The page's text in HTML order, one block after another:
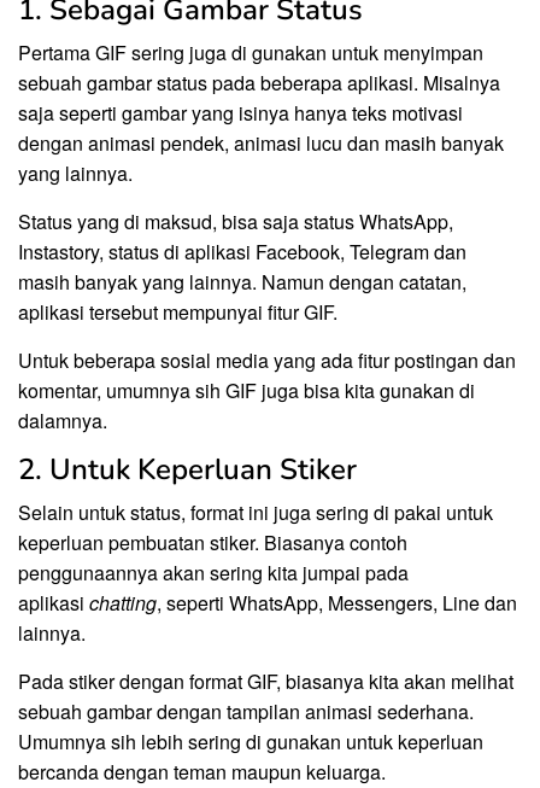
1. Sebagai Gambar Status
Pertama GIF sering juga di gunakan untuk menyimpan
sebuah gambar status pada beberapa aplikasi. Misalnya
saja seperti gambar yang isinya hanya teks motivasi
dengan animasi pendek, animasi lucu dan masih banyak
yang lainnya.
Status yang di maksud, bisa saja status WhatsApp,
Instastory, status di aplikasi Facebook, Telegram dan
masih banyak yang lainnya. Namun dengan catatan,
aplikasi tersebut mempunyai fitur GIF.
Untuk beberapa sosial media yang ada fitur postingan dan
komentar, umumnya sih GIF juga bisa kita gunakan di
dalamnya.
2. Untuk Keperluan Stiker
Selain untuk status, format ini juga sering di pakai untuk
keperluan pembuatan stiker. Biasanya contoh
penggunaannya akan sering kita jumpai pada
aplikasi chatting, seperti WhatsApp, Messengers, Line dan
lainnya.
Pada stiker dengan format GIF, biasanya kita akan melihat
sebuah gambar dengan tampilan animasi sederhana.
Umumnya sih lebih sering di gunakan untuk keperluan
bercanda dengan teman maupun keluarga.